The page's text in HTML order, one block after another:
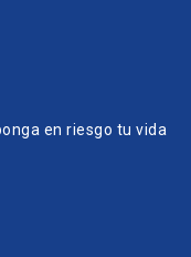
en riesgo tu vida